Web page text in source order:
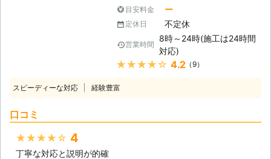
カメラやネットワーク方式の防犯カメ
ラなどの品揃えが豊富であるというこ
とです。また、防犯カメラの設置から
メンテナンスまでトータルサポートい
たします。品揃え豊富な防犯カメラが
あるからこそお客様のご希望に応じた
防犯カメラを設置できますよ。更にメ
ンテナンスにも対応可能なので設置後
後、不具合が起こったときにもご相談
することは大切です。なぜなら空き巣
を検挙しても、奪われた金品が返って
こないことが多いからです。 卑劣な
空き巣からの被害を防ぐために防犯カ
メラを設置しませんか。防犯カメラを
とにもつながります。 ぜひ防犯カメ
目安料金 ー
定休日 不定休
営業時間
8時～24時(施工は24時間
対応)
★★★★★ 4.2 （9）
スピーディーな対応 経験豊富
口コミ
★★★★★ 4
丁寧な対応と説明が的確